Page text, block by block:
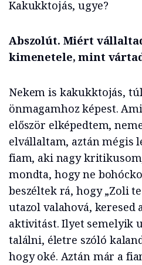
Kakukktojás, ugye?
Abszolút. Miért
kimenetele, mint
Nekem is kakukktojás,
önmagamhoz képest.
először elképedtem,
elvállaltam, aztán mégis
fiam, aki nagy
mondta, hogy ne
beszéltek rá, hogy „Zoli
utazol valahová, keresed
aktivitást. Ilyet semelyik
találni, életre szóló
hogy oké. Aztán már a